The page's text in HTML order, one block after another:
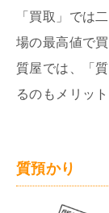
「買取」では
場の最高値で
質屋では、「
るのもメリッ
質預かり